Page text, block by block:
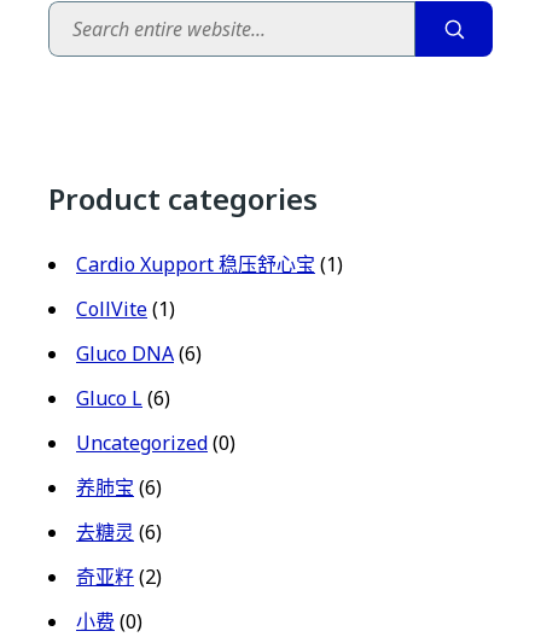
Search
Product categories
Cardio Xupport 稳压舒心宝 (1)
CollVite(1)
Gluco DNA(6)
Gluco L(6)
Uncategorized(0)
养肺宝 (6)
去糖灵(6)
奇亚籽(2)
小费 (0)